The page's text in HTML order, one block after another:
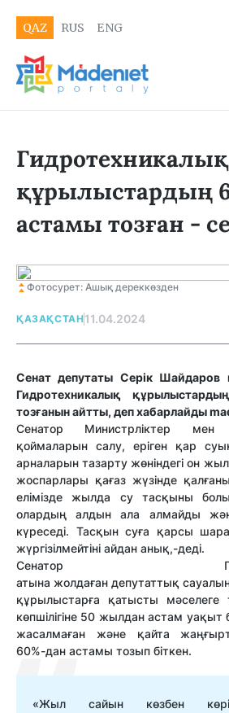
QAZ RUS ENG
Гидротехникалық
құрылыстардың
астамы тозған -
Фотосурет: Ашық дереккөзден
ҚАЗАҚСТАН11.04.2024
Сенат депутаты Серік Шайдаров
Гидротехникалық
тозғанын айтты, деп хабарлайды
Сенатор Министрліктер мен
қоймаларын салу, еріген қар су
арналарын тазарту жөніндегі он
жоспарлары қағаз жүзінде
еліміздежылда су тасқыны
олардың алдын ала алмайды
күреседі. Тасқынсуға қарсы
жүргізілмейтіні айдан анық,-деді.
Сенатор Премьер-
атына жолдаған депутаттық
құрылыстарға қатысты мәселеге
көпшілігіне 50 жылдан астам
жасалмаған және қайта
60%-дан астамы тозып біткен.
«Жыл сайын көзбен